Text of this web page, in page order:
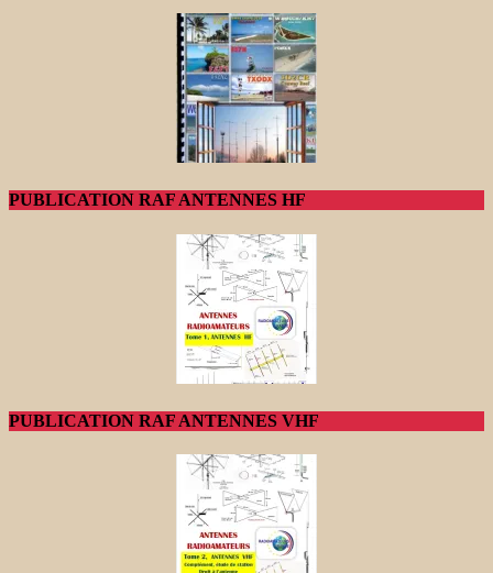
PUBLICATION RAF ANTENNES HF
PUBLICATION RAF ANTENNES VHF